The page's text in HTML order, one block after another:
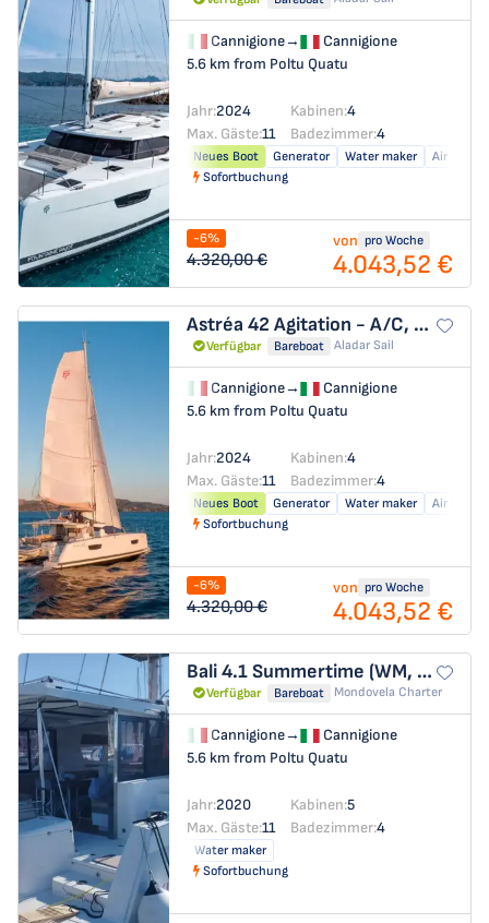
Cannigione→
Cannigione
5.6 km from Poltu Quatu
Jahr:2024 Kabinen:4
Max. Gäste:11 Badezimmer:4
Neues Boot Generator Water maker
Air
Sofortbuchung
-6%
4.320,00 €
von pro Woche
4.043,52 €
Astréa 42 Agitation - A/C, Generator, Water maker. Solar panel
Verfügbar Bareboat Aladar Sail
Cannigione→
Cannigione
5.6 km from Poltu Quatu
Jahr:2024 Kabinen:4
Max. Gäste:11 Badezimmer:4
Neues Boot Generator Water maker
Air
Sofortbuchung
-6%
4.320,00 €
von pro Woche
4.043,52 €
Bali 4.1Summertime (WM, Inverter)
Verfügbar Bareboat Mondovela Charter
Cannigione→
Cannigione
5.6 km from Poltu Quatu
Jahr:2020 Kabinen:5
Max. Gäste:11 Badezimmer:4
Water maker
Sofortbuchung